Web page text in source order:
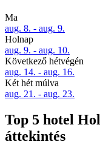
Ma
aug. 8. - aug. 9.
Holnap
aug. 9. - aug. 10.
Következő hétvégén
aug. 14. - aug. 16.
Két hét múlva
aug. 21. - aug. 23.
Top 5 hotel
áttekintés